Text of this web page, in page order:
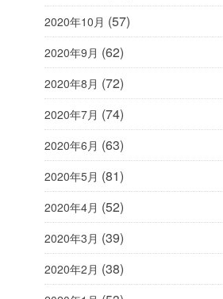
2020年10月 (57)
2020年9月 (62)
2020年8月 (72)
2020年7月 (74)
2020年6月 (63)
2020年5月 (81)
2020年4月 (52)
2020年3月 (39)
2020年2月 (38)